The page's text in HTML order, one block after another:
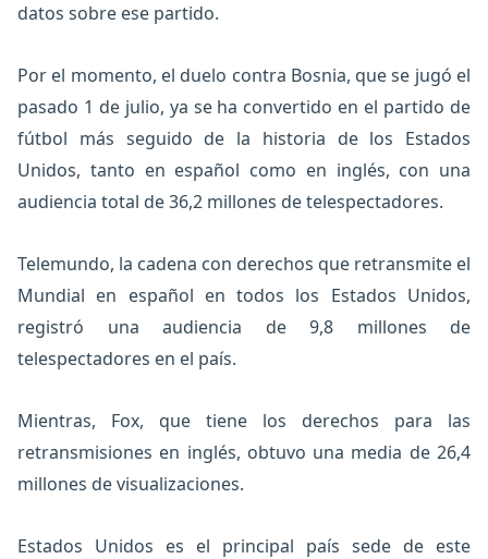
datos sobre ese partido.
Por el momento, el duelo contra Bosnia, que se jugó el
pasado 1 de julio, ya se ha convertido en el partido de
fútbol más seguido de la historia de los Estados
Unidos, tanto en español como en inglés, con una
audiencia total de 36,2 millones de telespectadores.
Telemundo, la cadena con derechos que retransmite el
Mundial en español en todos los Estados Unidos,
registró una audiencia de 9,8 millones de
telespectadores en el país.
Mientras, Fox, que tiene los derechos para las
retransmisiones en inglés, obtuvo una media de 26,4
millones de visualizaciones.
Estados Unidos es el principal país sede de este